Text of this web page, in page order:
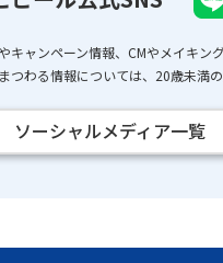
キャンペーン情報、CMやメイキン
つわる情報については、20歳未満
ソーシャルメディア一覧